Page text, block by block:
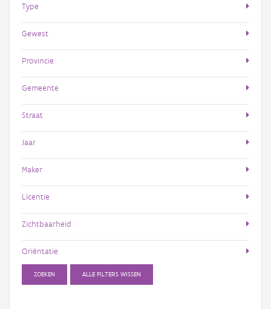
Type
Gewest
Provincie
Gemeente
Straat
Jaar
Maker
Licentie
Zichtbaarheid
Oriëntatie
ZOEKEN ALLE FILTERS WISSEN